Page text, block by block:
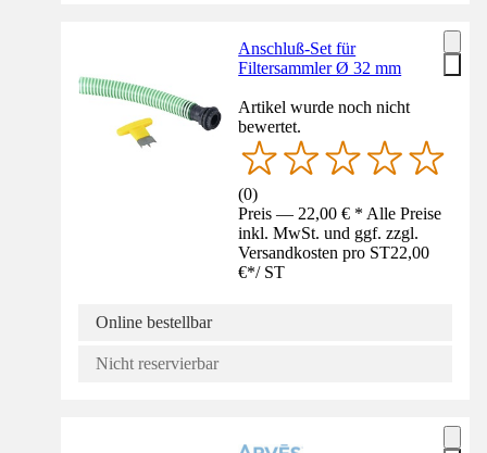
Anschluß-Set für
Filtersammler Ø 32 mm
Artikel wurde noch nicht
bewertet.
(0)
Preis — 22,00 € * Alle Preise
inkl. MwSt. und ggf. zzgl.
Versandkosten pro ST22,00
€*/ ST
Online bestellbar
Nicht reservierbar